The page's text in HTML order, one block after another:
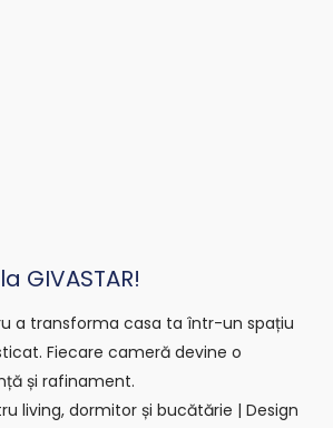
GIVASTAR!
a transforma casa ta într-un spațiu
Fiecare cameră devine o
și rafinament.
living, dormitor și bucătărie | Design